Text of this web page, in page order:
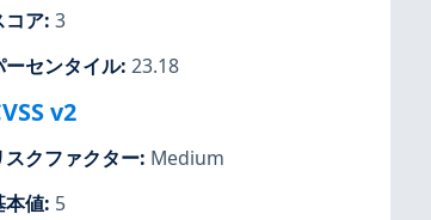
コア: 3
ーセンタイル: 23.18
v2
スクファクター: Medium
本値: 5